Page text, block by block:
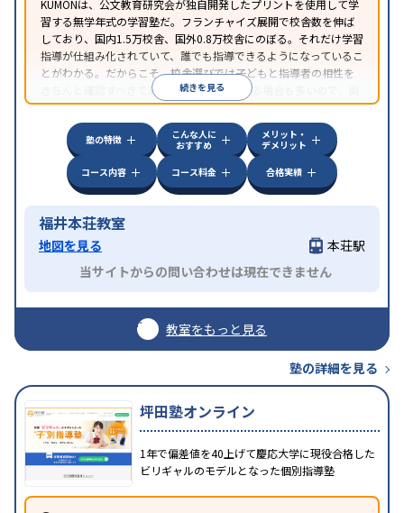
KUMONは、公文教育研究会が独自開発したプリントを使用して学
習する無学年式の学習塾だ。フランチャイズ展開で校舎数を伸ば
しており、国内1.5万校舎、国外0.8万校舎にのぼる。それだけ学習
指導が仕組み化されていて、誰でも指導できるようになっているこ
とがわかる。だからこそ、校舎選びでは子どもと指導者の相性を
きちんと確認すべきである。近所に2校舎ある場合も多いので、両
方見学してみることをオススメする。
続きを見る
塾の特徴
こんな人に
おすすめ
メリット・
デメリット
コース内容
コース料金 合格実績
福井本荘教室
地図を見る
本荘駅
当サイトからの問い合わせは現在できません
教室をもっと見る
塾の詳細を見る
坪田塾オンライン
1年で偏差値を40上げて慶応大学に現役合格した
ビリギャルのモデルとなった個別指導塾